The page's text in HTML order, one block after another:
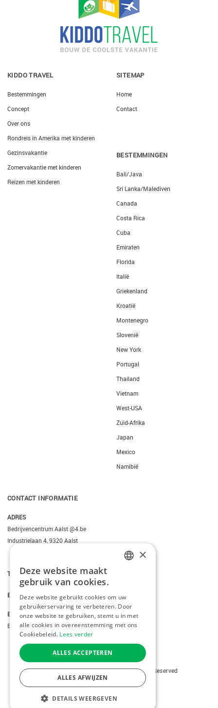
KIDDO TRAVEL
Bestemmingen
Concept
Over ons
Rondreis in Amerika met kinderen
Gezinsvakantie
Zomervakantie met kinderen
Reizen met kinderen
SITEMAP
Home
Contact
BESTEMMINGEN
Bali/Java
Sri Lanka/Malediven
Canada
Costa Rica
Cuba
Emiraten
Florida
Italië
Griekenland
Kroatië
Montenegro
Slovenië
New York
Portugal
Thailand
Vietnam
West-USA
Zuid-Afrika
Japan
Mexico
Namibië
CONTACT INFORMATIE
ADRES
Bedrijvencentrum Aalst @4.be
Industrielaan 4, 9320 Aalst
T. +3223095206
E. info@kiddotravel.be
BTW
BE 0685795740
Copyright © 2026 Kiddotravel. All Rights Reserved
webdesignby conversal
ENGLISH
×
Deze website maakt
gebruik van cookies.
Deze website gebruikt cookies om uw
gebruikerservaring te verbeteren. Door
onze website te gebruiken, stemt u in met
alle cookies in overeenstemming met ons
Cookiebeleid. Lees verder
ALLES ACCEPTEREN
ALLES AFWIJZEN
DETAILS WEERGEVEN